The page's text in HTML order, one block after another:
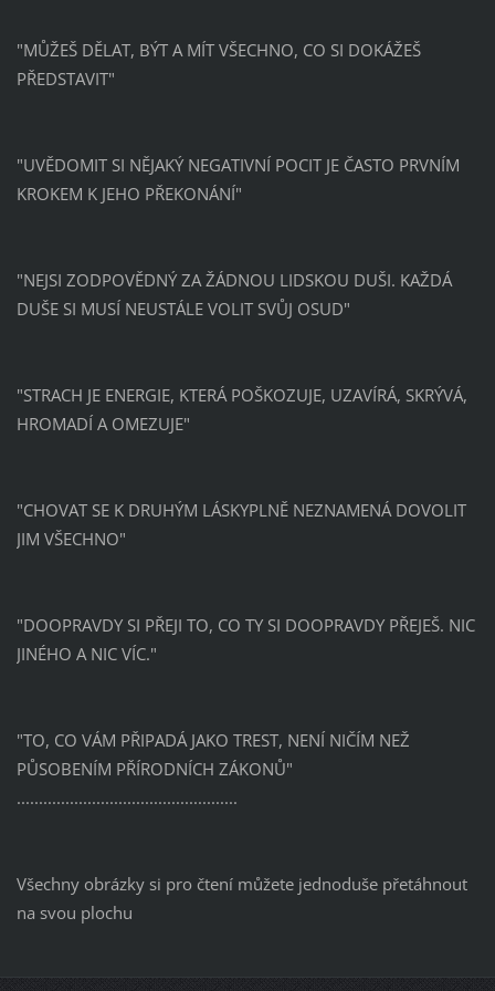
"MŮŽEŠ DĚLAT, BÝT A MÍT VŠECHNO, CO SI DOKÁŽEŠ
PŘEDSTAVIT"
"UVĚDOMIT SI NĚJAKÝ NEGATIVNÍ POCIT JE ČASTO PRVNÍM
KROKEM K JEHO PŘEKONÁNÍ"
"NEJSI ZODPOVĚDNÝ ZA ŽÁDNOU LIDSKOU DUŠI. KAŽDÁ
DUŠE SI MUSÍ NEUSTÁLE VOLIT SVŮJ OSUD"
"STRACH JE ENERGIE, KTERÁ POŠKOZUJE, UZAVÍRÁ, SKRÝVÁ,
HROMADÍ A OMEZUJE"
"CHOVAT SE K DRUHÝM LÁSKYPLNĚ NEZNAMENÁ DOVOLIT
JIM VŠECHNO"
"DOOPRAVDY SI PŘEJI TO, CO TY SI DOOPRAVDY PŘEJEŠ. NIC
JINÉHO A NIC VÍC."
"TO, CO VÁM PŘIPADÁ JAKO TREST, NENÍ NIČÍM NEŽ
PŮSOBENÍM PŘÍRODNÍCH ZÁKONŮ"
..................................................
Všechny obrázky si pro čtení můžete jednoduše přetáhnout
na svou plochu